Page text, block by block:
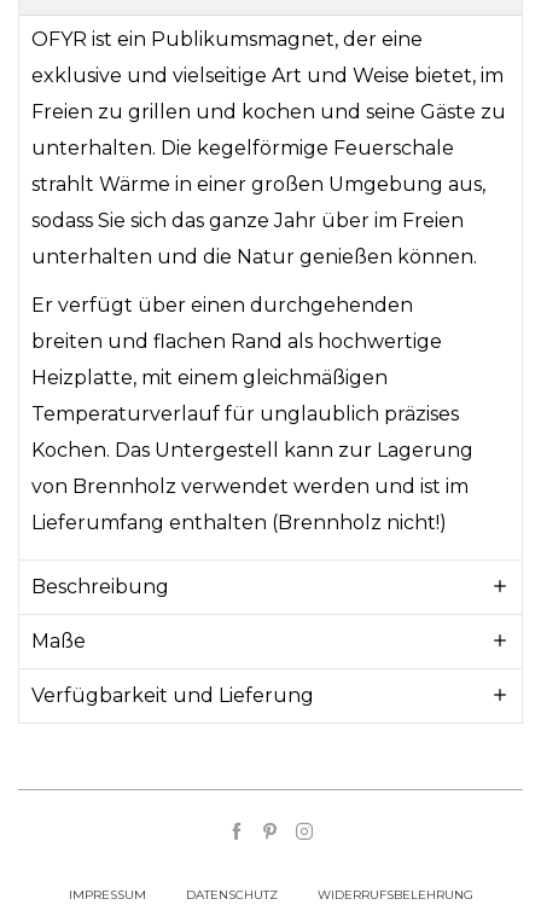
OFYR ist ein Publikumsmagnet, der eine
exklusive und vielseitige Art und Weise bietet, im
Freien zu grillen und kochen und seine Gäste zu
unterhalten. Die kegelförmige Feuerschale
strahlt Wärme in einer großen Umgebung aus,
sodass Sie sich das ganze Jahr über im Freien
unterhalten und die Natur genießen können.
Er verfügt über einen durchgehenden
breiten und flachen Rand als hochwertige
Heizplatte, mit einem gleichmäßigen
Temperaturverlauf für unglaublich präzises
Kochen. Das Untergestell kann zur Lagerung
von Brennholz verwendet werden und ist im
Lieferumfang enthalten (Brennholz nicht!)
Beschreibung
Maße
Verfügbarkeit und Lieferung
IMPRESSUM DATENSCHUTZ WIDERRUFSBELEHRUNG